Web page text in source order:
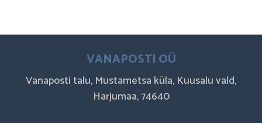
VANAPOSTI OÜ
Vanaposti talu, Mustametsa küla, Kuusalu vald,
Harjumaa, 74640